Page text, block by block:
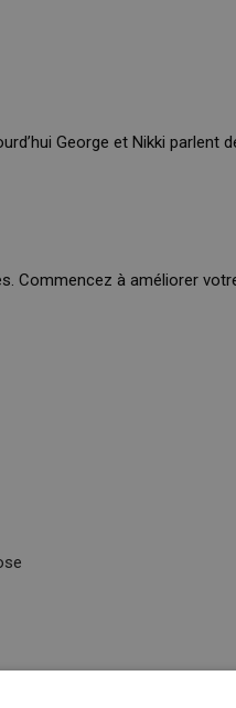
George et Nikki parlent
Commencez à améliorer